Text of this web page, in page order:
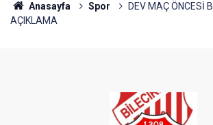
Anasayfa Spor
DEV MAÇ ÖNCESİ
AÇIKLAMA